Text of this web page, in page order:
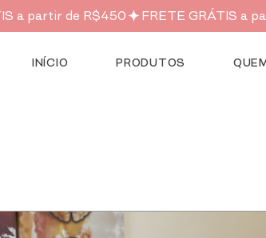
INÍCIO PRODUTOS